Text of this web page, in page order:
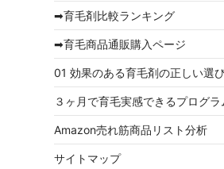
➡育毛剤比較ランキング
➡育毛商品通販購入ページ
01 効果のある育毛剤の正しい選
３ヶ月で育毛実感できるプログラ
Amazon売れ筋商品リスト分析
サイトマップ